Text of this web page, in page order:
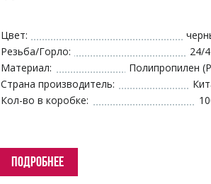
Цвет:
Резьба/Горло:
24/
Материал:
Полипропилен
Страна производитель:
Кол-во в коробке:
ПОДРОБНЕЕ